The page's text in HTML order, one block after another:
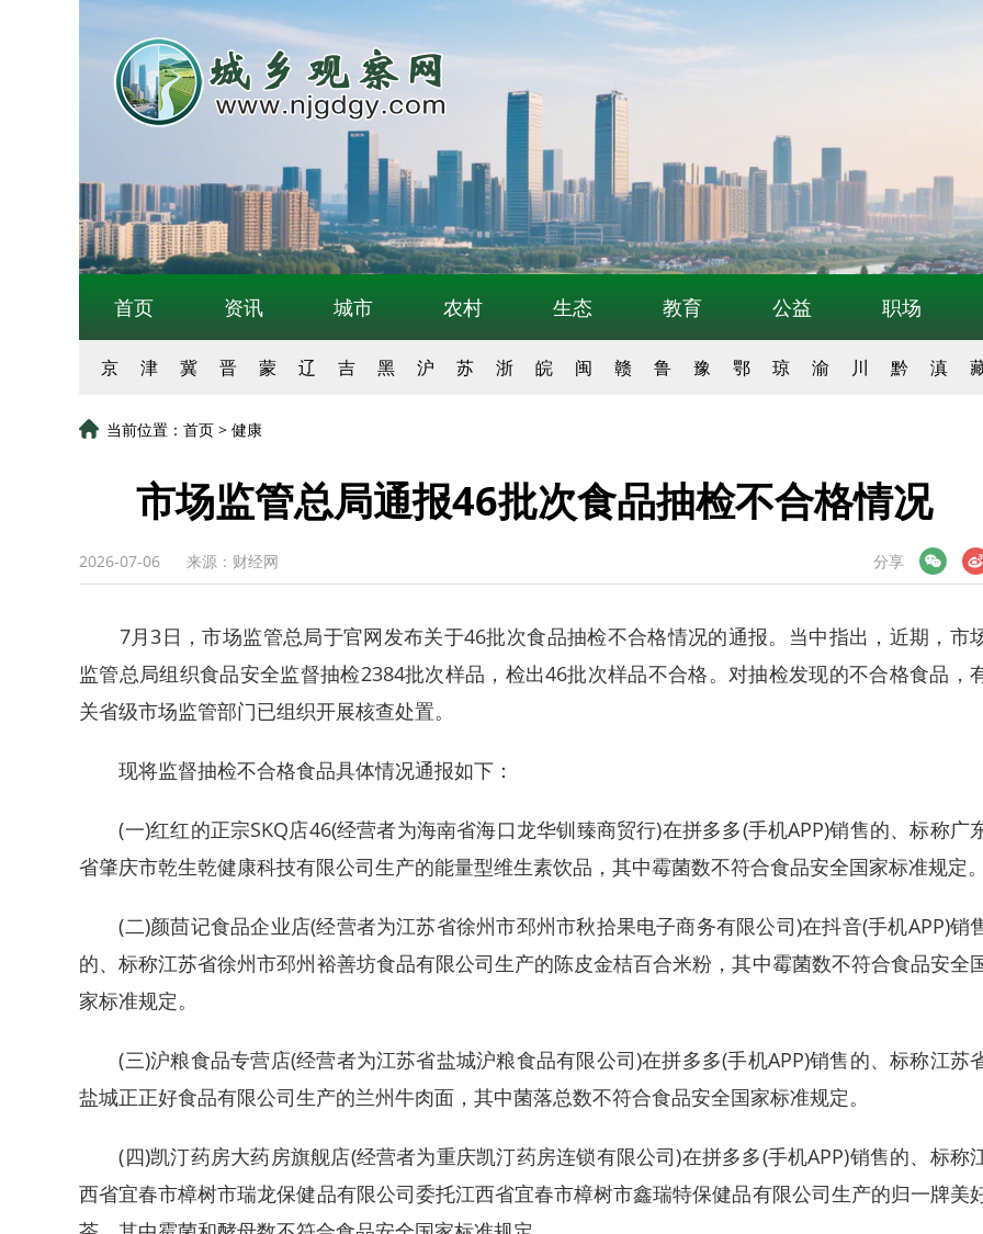
首页 资讯 城市 农村 生态 教育 公益 职场
京 津 冀 晋 蒙 辽 吉 黑 沪 苏 浙 皖 闽 赣 鲁 豫 鄂 琼 渝 川 黔 滇
当前位置： 首页 > 健康
市场监管总局通报46批次食品抽检不合格情况
2026-07-06 来源：财经网 分享
微博
7月3日，市场监管总局于官网发布关于46批次食品抽检不合格情况的通报。当中指出，近期，市
监管总局组织食品安全监督抽检2384批次样品，检出46批次样品不合格。对抽检发现的不合格食品，
关省级市场监管部门已组织开展核查处置。
现将监督抽检不合格食品具体情况通报如下：
(一)红红的正宗SKQ店46(经营者为海南省海口龙华钏臻商贸行)在拼多多(手机APP)销售的、标称广
省肇庆市乾生乾健康科技有限公司生产的能量型维生素饮品，其中霉菌数不符合食品安全国家标准规定。
(二)颜茴记食品企业店(经营者为江苏省徐州市邳州市秋拾果电子商务有限公司)在抖音(手机APP)销
的、标称江苏省徐州市邳州裕善坊食品有限公司生产的陈皮金桔百合米粉，其中霉菌数不符合食品安全
家标准规定。
(三)沪粮食品专营店(经营者为江苏省盐城沪粮食品有限公司)在拼多多(手机APP)销售的、标称江苏
盐城正正好食品有限公司生产的兰州牛肉面，其中菌落总数不符合食品安全国家标准规定。
(四)凯汀药房大药房旗舰店(经营者为重庆凯汀药房连锁有限公司)在拼多多(手机APP)销售的、标称
西省宜春市樟树市瑞龙保健品有限公司委托江西省宜春市樟树市鑫瑞特保健品有限公司生产的归一牌美